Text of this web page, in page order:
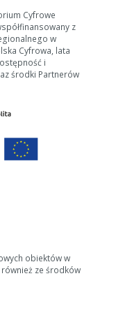
ograniczyć dane np.
Cyfrowe
z
w
Cyfrowa, lata
i
środki Partnerów
obiektów w
ze środków